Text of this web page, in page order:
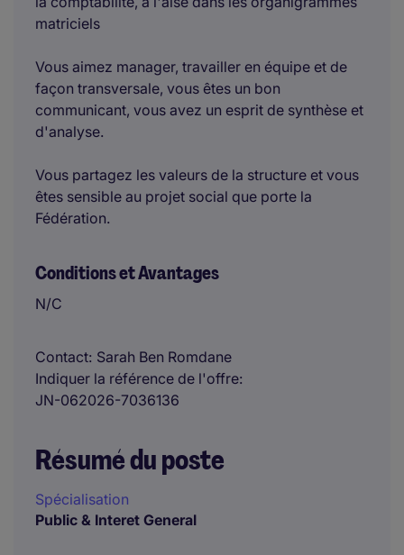
matriciels
Vous aimez manager, travailler en équipe et de
façon transversale, vous êtes un bon
communicant, vous avez un esprit de synthèse et
d'analyse.
Vous partagez les valeurs de la structure et vous
êtes sensible au projet social que porte la
Fédération.
Conditions et Avantages
N/C
Contact Sarah Ben Romdane
Indiquer la référence de l'offre
JN-062026-7036136
Résumé du poste
Spécialisation
Public & Interet General